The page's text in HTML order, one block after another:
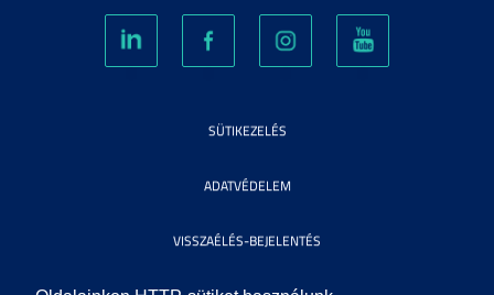
SÜTIKEZELÉS
ADATVÉDELEM
VISSZAÉLÉS-BEJELENTÉS